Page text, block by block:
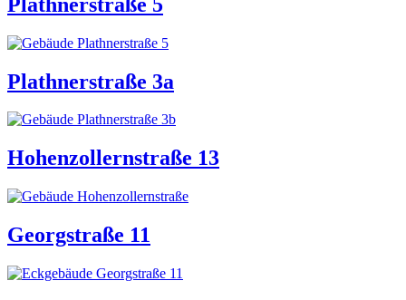
Plathnerstraße 3a
Hohenzollernstraße 13
Georgstraße 11